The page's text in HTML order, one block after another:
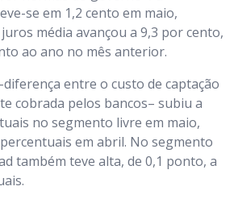
se em 1,2 cento em maio,
média avançou a 9,3 por cento,
ao ano no mês anterior.
entre o custo de captação
cobrada pelos bancos– subiu a
no segmento livre em maio,
em abril. No segmento
também teve alta, de 0,1 ponto, a